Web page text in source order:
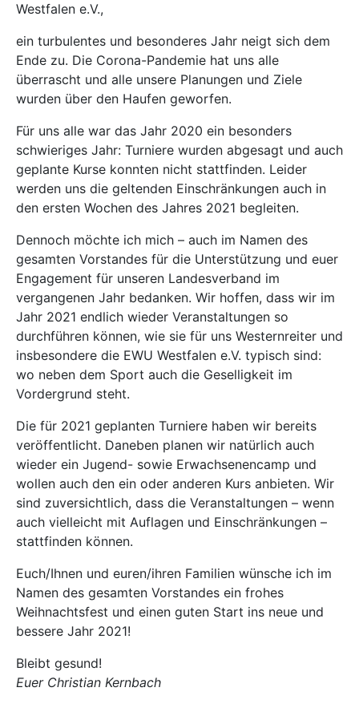
Westfalen e.V.,
ein turbulentes und besonderes Jahr neigt sich dem
Ende zu. Die Corona-Pandemie hat uns alle
überrascht und alle unsere Planungen und Ziele
wurden über den Haufen geworfen.
Für uns alle war das Jahr 2020 ein besonders
schwieriges Jahr: Turniere wurden abgesagt und auch
geplante Kurse konnten nicht stattfinden. Leider
werden uns die geltenden Einschränkungen auch in
den ersten Wochen des Jahres 2021 begleiten.
Dennoch möchte ich mich – auch im Namen des
gesamten Vorstandes für die Unterstützung und euer
Engagement für unseren Landesverband im
vergangenen Jahr bedanken. Wir hoffen, dass wir im
Jahr 2021 endlich wieder Veranstaltungen so
durchführen können, wie sie für uns Westernreiter und
insbesondere die EWU Westfalen e.V. typisch sind:
wo neben dem Sport auch die Geselligkeit im
Vordergrund steht.
Die für 2021 geplanten Turniere haben wir bereits
veröffentlicht. Daneben planen wir natürlich auch
wieder ein Jugend- sowie Erwachsenencamp und
wollen auch den ein oder anderen Kurs anbieten. Wir
sind zuversichtlich, dass die Veranstaltungen – wenn
auch vielleicht mit Auflagen und Einschränkungen –
stattfinden können.
Euch/Ihnen und euren/ihren Familien wünsche ich im
Namen des gesamten Vorstandes ein frohes
Weihnachtsfest und einen guten Start ins neue und
bessere Jahr 2021!
Bleibt gesund!
Euer Christian Kernbach